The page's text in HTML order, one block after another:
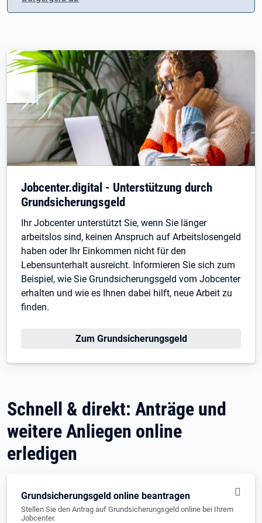
Jobcenter.digital - Unterstützung durch
Grundsicherungsgeld
Ihr Jobcenter unterstützt Sie, wenn Sie länger
arbeitslos sind, keinen Anspruch auf Arbeitslosengeld
haben oder Ihr Einkommen nicht für den
Lebensunterhalt ausreicht. Informieren Sie sich zum
Beispiel, wie Sie Grundsicherungsgeld vom Jobcenter
erhalten und wie es Ihnen dabei hilft, neue Arbeit zu
finden.
Zum Grundsicherungsgeld
Schnell & direkt: Anträge und
weitere Anliegen online
erledigen
Grundsicherungsgeld online beantragen
Stellen Sie den Antrag auf Grundsicherungsgeld online bei Ihrem
Jobcenter.